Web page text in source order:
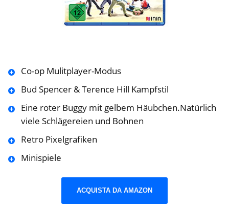
Co-op Mulitplayer-Modus
Bud Spencer & Terence Hill Kampfstil
Eine roter Buggy mit gelbem Häubchen.Natürlich
viele Schlägereien und Bohnen
Retro Pixelgrafiken
Minispiele
ACQUISTA DA AMAZON